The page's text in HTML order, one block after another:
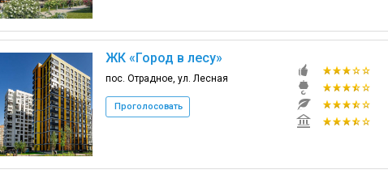
ЖК «Город в лесу»
пос. Отрадное, ул. Лесная
Проголосовать